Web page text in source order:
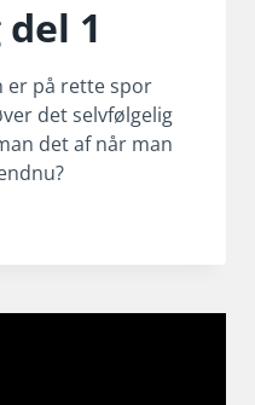
1
er på rette spor
det selvfølgelig
det af når man